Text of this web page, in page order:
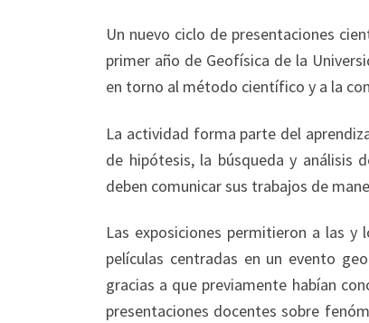
Un nuevo ciclo de presentaciones
primer año de Geofísica de la
en torno al método científico y a la
La actividad forma parte del
de hipótesis, la búsqueda y análisis
deben comunicar sus trabajos de
Las exposiciones permitieron a las
películas centradas en un evento
gracias a que previamente habían
presentaciones docentes sobre